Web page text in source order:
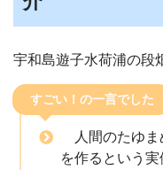
宇和島遊子水荷浦の段
すごい！の一言でした
人間のたゆま
を作るという